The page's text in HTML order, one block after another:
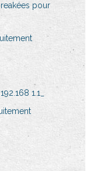
pour
1.1_